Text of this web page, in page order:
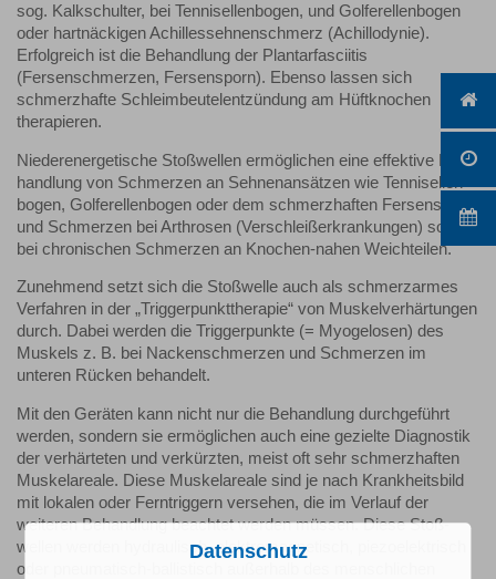
sog. Kalk­schulter, bei Tennis­ellen­bogen, und Golfer­ellen­bogen
oder hart­­näckigen Achilles­­sehnen­schmerz (Achillo­dynie).
Erfolg­reich ist die Be­hand­lung der Plantar­fasciitis
(Fersenschmerzen, Fersen­sporn). Ebenso lassen sich
schmerz­hafte Schleim­beutel­entzündung am Hüft­knochen
therapieren.
Niederenergetische Stoß­wellen ermög­lichen eine effektive Be­
hand­lung von Schmerzen an Sehnen­an­sätzen wie Tennis­ellen­
bogen, Golfer­­ellen­bogen oder dem schmerz­haften Fersen­sporn
und Schmerzen bei Arthrosen (Verschleiß­er­kran­kungen) sowie
bei chro­nischen Schmerzen an Knochen-nahen Weich­teilen.
Zunehmend setzt sich die Stoß­welle auch als schmerz­armes
Verfah­ren in der „Trigger­punkt­therapie“ von Muskel­­ver­härtungen
durch. Dabei werden die Trigger­punkte (= Myogelosen) des
Muskels z. B. bei Nacken­schmerzen und Schmerzen im
unteren Rücken behandelt.
Mit den Geräten kann nicht nur die Behandlung durch­geführt
werden, sondern sie ermög­lichen auch eine gezielte Diag­nostik
der verhär­teten und verkürzten, meist oft sehr schmerz­haften
Muskel­areale. Diese Muskel­­areale sind je nach Krank­heits­­bild
mit lokalen oder Fern­triggern versehen, die im Verlauf der
weiteren Behandlung beachtet werden müssen. Diese Stoß­
wellen werden hydrau­lisch, elektro­magnetisch, piezo­elektrisch
oder pneumatisch-­ballistisch außer­halb des mensch­lichen
Datenschutz